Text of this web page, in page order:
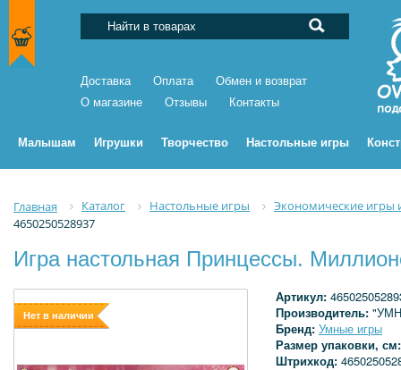
Доставка Оплата
Обмен и возврат
О магазине
Отзывы Контакты
Малышам Игрушки Творчество Настольные игры
Главная Каталог Настольные игры
Экономические игры
4650250528937
Игра настольная Принцессы.
Нет в наличии
Артикул:
Производитель:
Бренд: Умные игры
Размер упаковки,
Штрихкод: